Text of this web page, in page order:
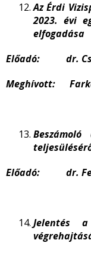
Az Érdi
2023. évi
elfogadása
Előadó: dr.
Meghívott:
Előadó: dr.
Jelentés